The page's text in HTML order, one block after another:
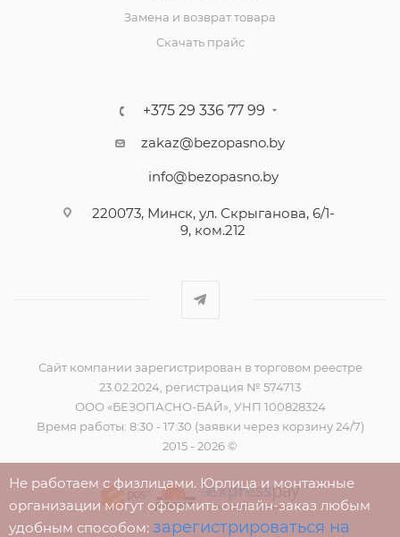
Замена и возврат товара
Скачать прайс
+375 29 336 77 99
zakaz@bezopasno.by
info@bezopasno.by
220073, Минск, ул. Скрыганова, 6/1-
9, ком.212
Сайт компании зарегистрирован в торговом реестре
23.02.2024, регистрация № 574713
ООО «БЕЗОПАСНО-БАЙ», УНП 100828324
Время работы: 8:30 - 17:30 (заявки через корзину 24/7)
2015 - 2026 ©
Не работаем с физлицами. Юрлица и монтажные
организации могут оформить онлайн-заказ любым
удобным способом: зарегистрироваться на